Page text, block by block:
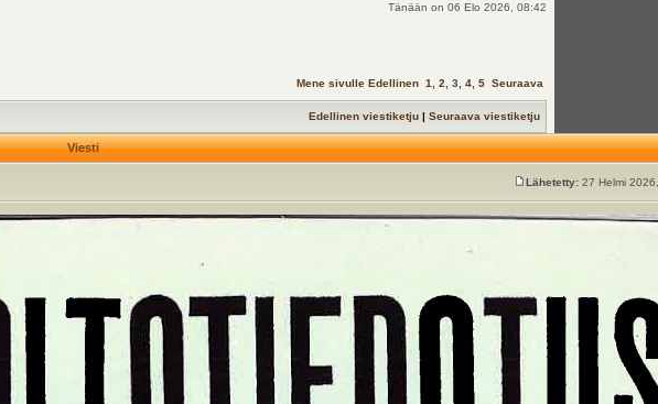
Tänään on 06 Elo 2026, 08:42
Mene sivulle Edellinen 1 ,2 ,3 ,4 ,5 Seuraava
Edellinen viestiketju |Seuraava viestiketju
Viesti
Lähetetty: 27 Helmi